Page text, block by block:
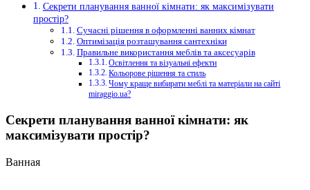
Секрети планування ванної кімнати: як максимізувати
простір?
Сучасні рішення в оформленні ванних кімнат
Оптимізація розташування сантехніки
Правильне використання меблів та аксесуарів
Освітлення та візуальні ефекти
Кольорове рішення та стиль
Чому краще вибирати меблі та матеріали на сайті
miraggio.ua?
Секрети планування ванної кімнати: як
максимізувати простір?
Ванная